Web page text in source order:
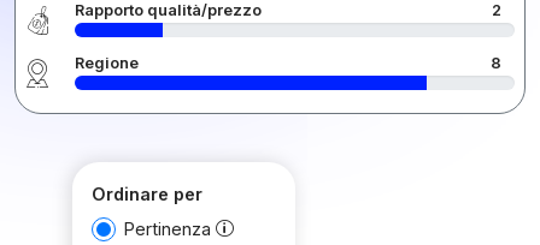
Rapporto qualità/prezzo 2
Regione 8
Ordinare per
Pertinenza